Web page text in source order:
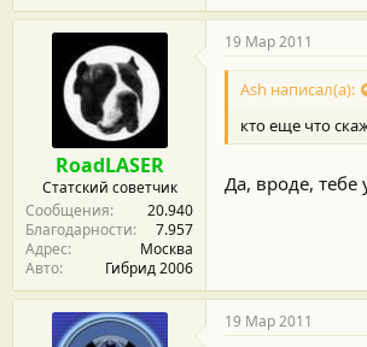
RoadLASER
Статский советчик
Сообщения
20.940
Благодарности
7.957
Адрес
Москва
Авто
Гибрид 2006
19 Мар 2011
Ash написал(а):
кто еще что
Да, вроде,
19 Мар 2011